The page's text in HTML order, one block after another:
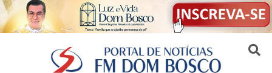
Sair da versão mobile